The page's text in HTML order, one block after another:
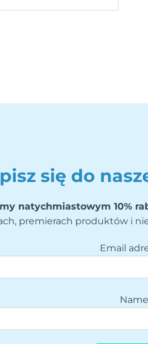
się do
natychmiastowym 10%
premierach produktów i
Email
Name